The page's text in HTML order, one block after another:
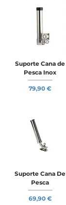
Suporte Cana de
Pesca Inox
Preço
79,90 €
Suporte Cana De
Pesca
Preço
69,90 €